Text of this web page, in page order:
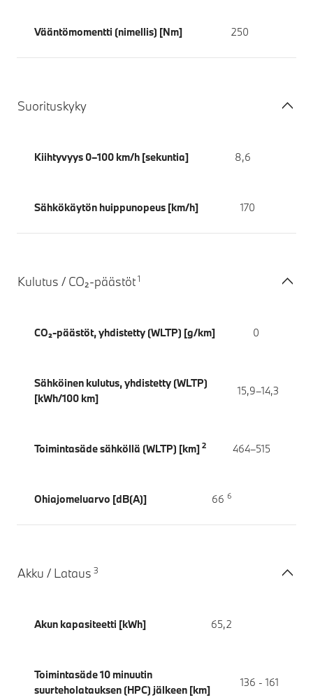
Vääntömomentti (nimellis) [Nm] 250
Suorituskyky
Kiihtyvyys 0–100 km/h [sekuntia] 8,6
Sähkökäytön huippunopeus [km/h] 170
Kulutus / CO₂-päästöt1
CO₂-päästöt, yhdistetty (WLTP) [g/km] 0
Sähköinen kulutus, yhdistetty (WLTP)
[kWh/100 km]
15,9–14,3
Toimintasäde sähköllä (WLTP) [km] 2 464–515
Ohiajomeluarvo [dB(A)] 66 6
Akku / Lataus 3
Akun kapasiteetti [kWh] 65,2
Toimintasäde 10 minuutin
suurteholatauksen (HPC) jälkeen [km]
136 - 161